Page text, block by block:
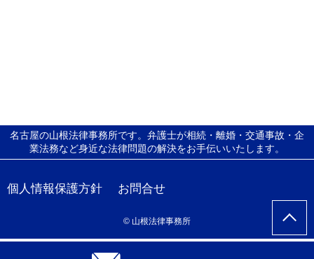
名古屋の山根法律事務所です。弁護士が相続・離婚・交通事故・企
業法務など身近な法律問題の解決をお手伝いいたします。
個人情報保護方針 お問合せ
© 山根法律事務所